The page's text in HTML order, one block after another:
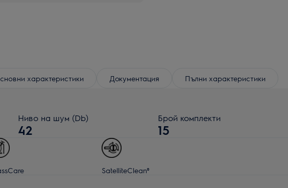
характеристики Документация Пълни характеристики
Ниво на шум (Db)
42
Брой комплекти
15
SatelliteClean®